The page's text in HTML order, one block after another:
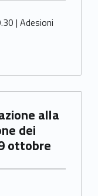
| Adesioni
dei
ottobre